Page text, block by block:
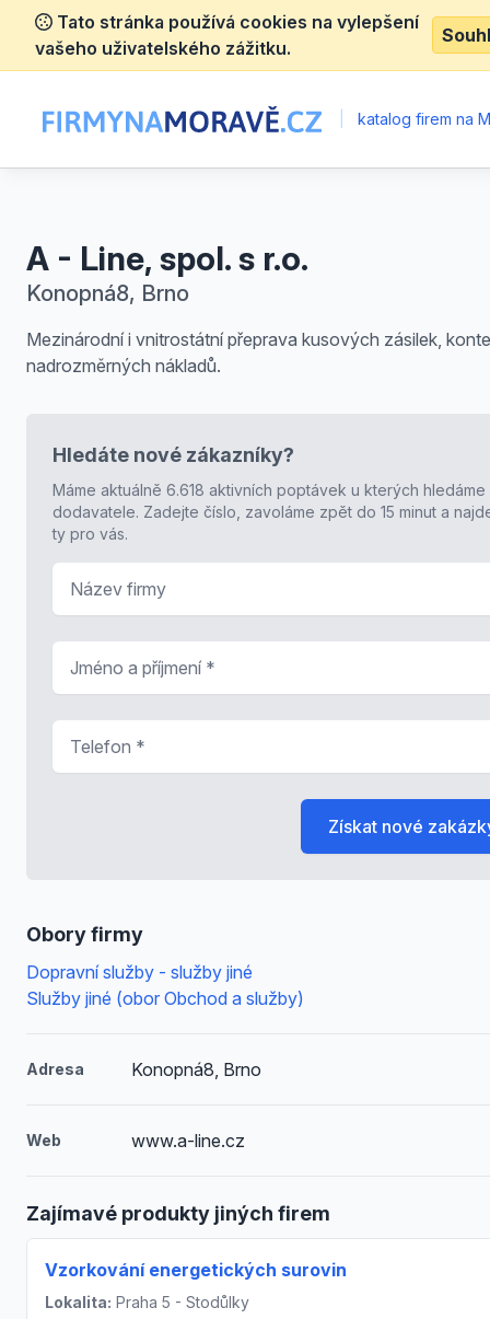
Tato stránka používá cookies na vylepšení
vašeho uživatelského zážitku.
katalog firem na
A - Line, spol. s r.o.
Konopná8, Brno
Mezinárodní i vnitrostátní přeprava kusových zásilek,
nadrozměrných nákladů.
Obory firmy
Dopravní služby - služby jiné
Služby jiné (obor Obchod a služby)
Adresa Konopná8, Brno
Web www.a-line.cz
Zajímavé produkty jiných firem
Vzorkování energetických surovin
Lokalita: Praha 5 - Stodůlky
Hledáte nové zákazníky?
Máme aktuálně 6.618 aktivních poptávek u kterých hledáme
dodavatele. Zadejte číslo, zavoláme zpět do 15 minut a
ty pro vás.
Získat nové